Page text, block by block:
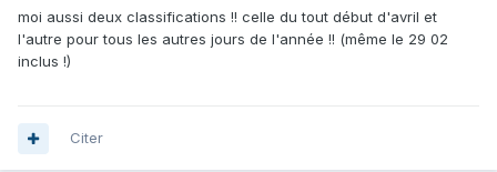
moi aussi deux classifications !! celle du tout début d'avril et
l'autre pour tous les autres jours de l'année !! (même le 29 02
inclus !)
Citer